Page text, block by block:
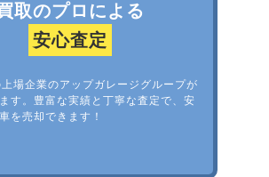
取のプロによる
安心査定
場企業のアップガレージグループが
す。豊富な実績と丁寧な査定で、安
を売却できます！